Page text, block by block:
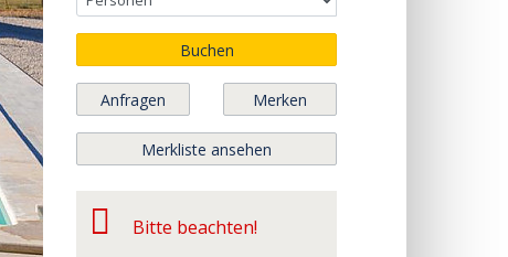
Buchen
Anfragen Merken
Merkliste ansehen
Bitte beachten!